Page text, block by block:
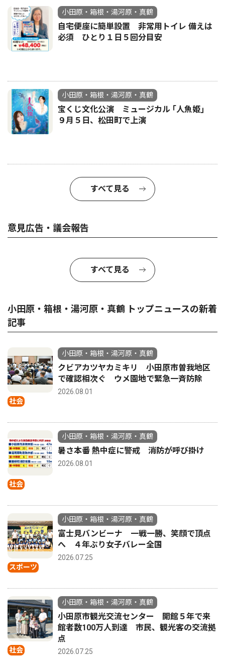
小田原・箱根・湯河原・真鶴
自宅便座に簡単設置 非常用トイレ 備えは
必須 ひとり１日５回分目安
小田原・箱根・湯河原・真鶴
宝くじ文化公演 ミュージカル ｢人魚姫｣
９月５日、松田町で上演
すべて見る
意見広告・議会報告
すべて見る
小田原・箱根・湯河原・真鶴 トップニュースの新着
記事
社会
小田原・箱根・湯河原・真鶴
クビアカツヤカミキリ 小田原市曽我地区
で確認相次ぐ ウメ園地で緊急一斉防除
2026.08.01
社会
小田原・箱根・湯河原・真鶴
暑さ本番 熱中症に警戒 消防が呼び掛け
2026.08.01
スポーツ
小田原・箱根・湯河原・真鶴
富士見バンビーナ 一戦一勝、笑顔で頂点
へ ４年ぶり女子バレー全国
2026.07.25
社会
小田原・箱根・湯河原・真鶴
小田原市観光交流センター 開館５年で来
館者数100万人到達 市民、観光客の交流拠
点
2026.07.25